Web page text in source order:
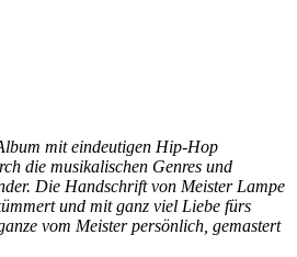
mit eindeutigen Hip-Hop
die musikalischen Genres und
Die Handschrift von Meister Lampe
und mit ganz viel Liebe fürs
vom Meister persönlich, gemastert